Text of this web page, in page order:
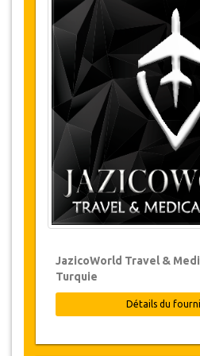
Détails du Tour
Musée d'Ayasofya
Palais Ataturk
Poztepe
Lac Sera
Vallée d'Altindere
Grotte de Karaca
Monastère de Sumela
Modifications & Politique
Des modifications
donné. Veuillez nous
d'informations.
Pour toute
l'avance il n'y aura
JazicoWorld Travel &
Turquie
Détails du